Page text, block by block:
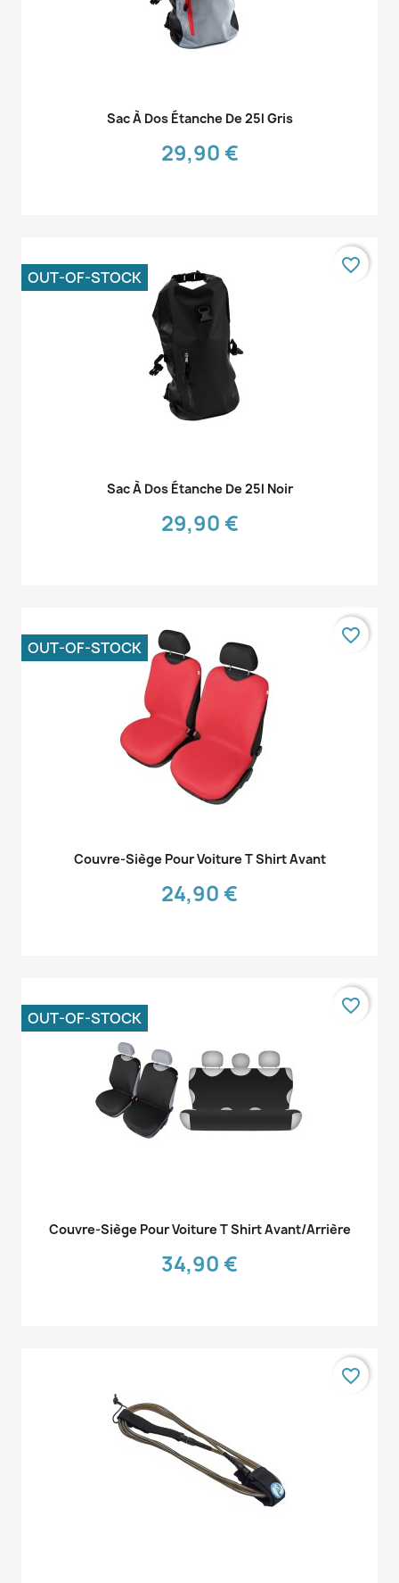
 Aperçu rapide
Sac À Dos Étanche De 25l Gris
29,90 €
 Aperçu rapide
Sac À Dos Étanche De 25l Noir
29,90 €
OUT-OF-STOCK
favorite_border
 Aperçu rapide
Couvre-Siège Pour Voiture T Shirt Avant
24,90 €
OUT-OF-STOCK
favorite_border
 Aperçu rapide
Couvre-Siège Pour Voiture T Shirt Avant/arrière
34,90 €
OUT-OF-STOCK
favorite_border
favorite_border